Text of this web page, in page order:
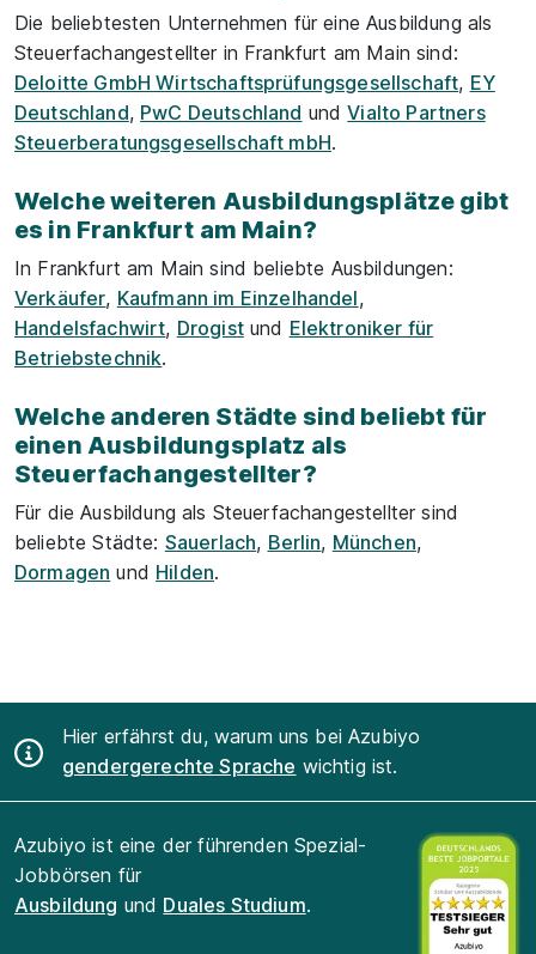
Die beliebtesten Unternehmen für eine Ausbildung als
Steuerfachangestellter in Frankfurt am Main sind:
Deloitte GmbH Wirtschaftsprüfungsgesellschaft, EY
Deutschland, PwC Deutschland undVialto Partners
Steuerberatungsgesellschaft mbH.
Welche weiteren Ausbildungsplätze gibt
es in Frankfurt am Main?
In Frankfurt am Main sind beliebte Ausbildungen:
Verkäufer, Kaufmann im Einzelhandel,
Handelsfachwirt, Drogistund Elektroniker für
Betriebstechnik.
Welche anderen Städte sind beliebt für
einen Ausbildungsplatz als
Steuerfachangestellter?
Für die Ausbildung als Steuerfachangestellter sind
beliebte Städte: Sauerlach, Berlin, München,
Dormagen und Hilden.
Hier erfährst du, warum uns bei Azubiyo
gendergerechte Sprache wichtig ist.
Azubiyo ist eine der führenden Spezial-
Jobbörsen für
Ausbildung und Duales Studium.